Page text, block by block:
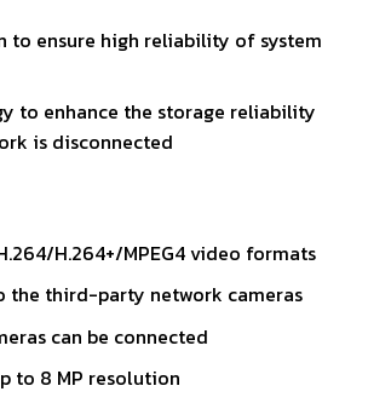
to ensure high reliability of system
to enhance the storage reliability
is disconnected
H.264+/MPEG4 video formats
the third-party network cameras
can be connected
to 8 MP resolution